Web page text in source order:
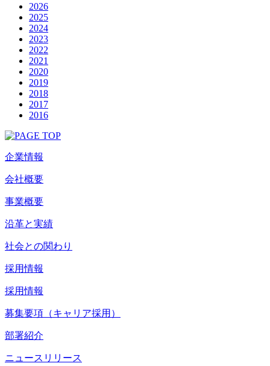
2026
2025
2024
2023
2022
2021
2020
2019
2018
2017
2016
企業情報
会社概要
事業概要
沿革と実績
社会との関わり
採用情報
採用情報
募集要項（キャリア採用）
部署紹介
ニュースリリース